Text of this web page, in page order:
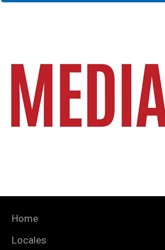
Home
Locales